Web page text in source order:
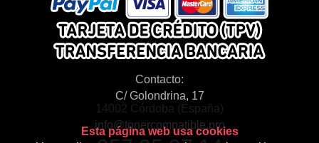
Contacto:
C/ Golondrina, 17
14002 Córdoba (España)
info@tonercompatible.pro
Esta página web usa cookies